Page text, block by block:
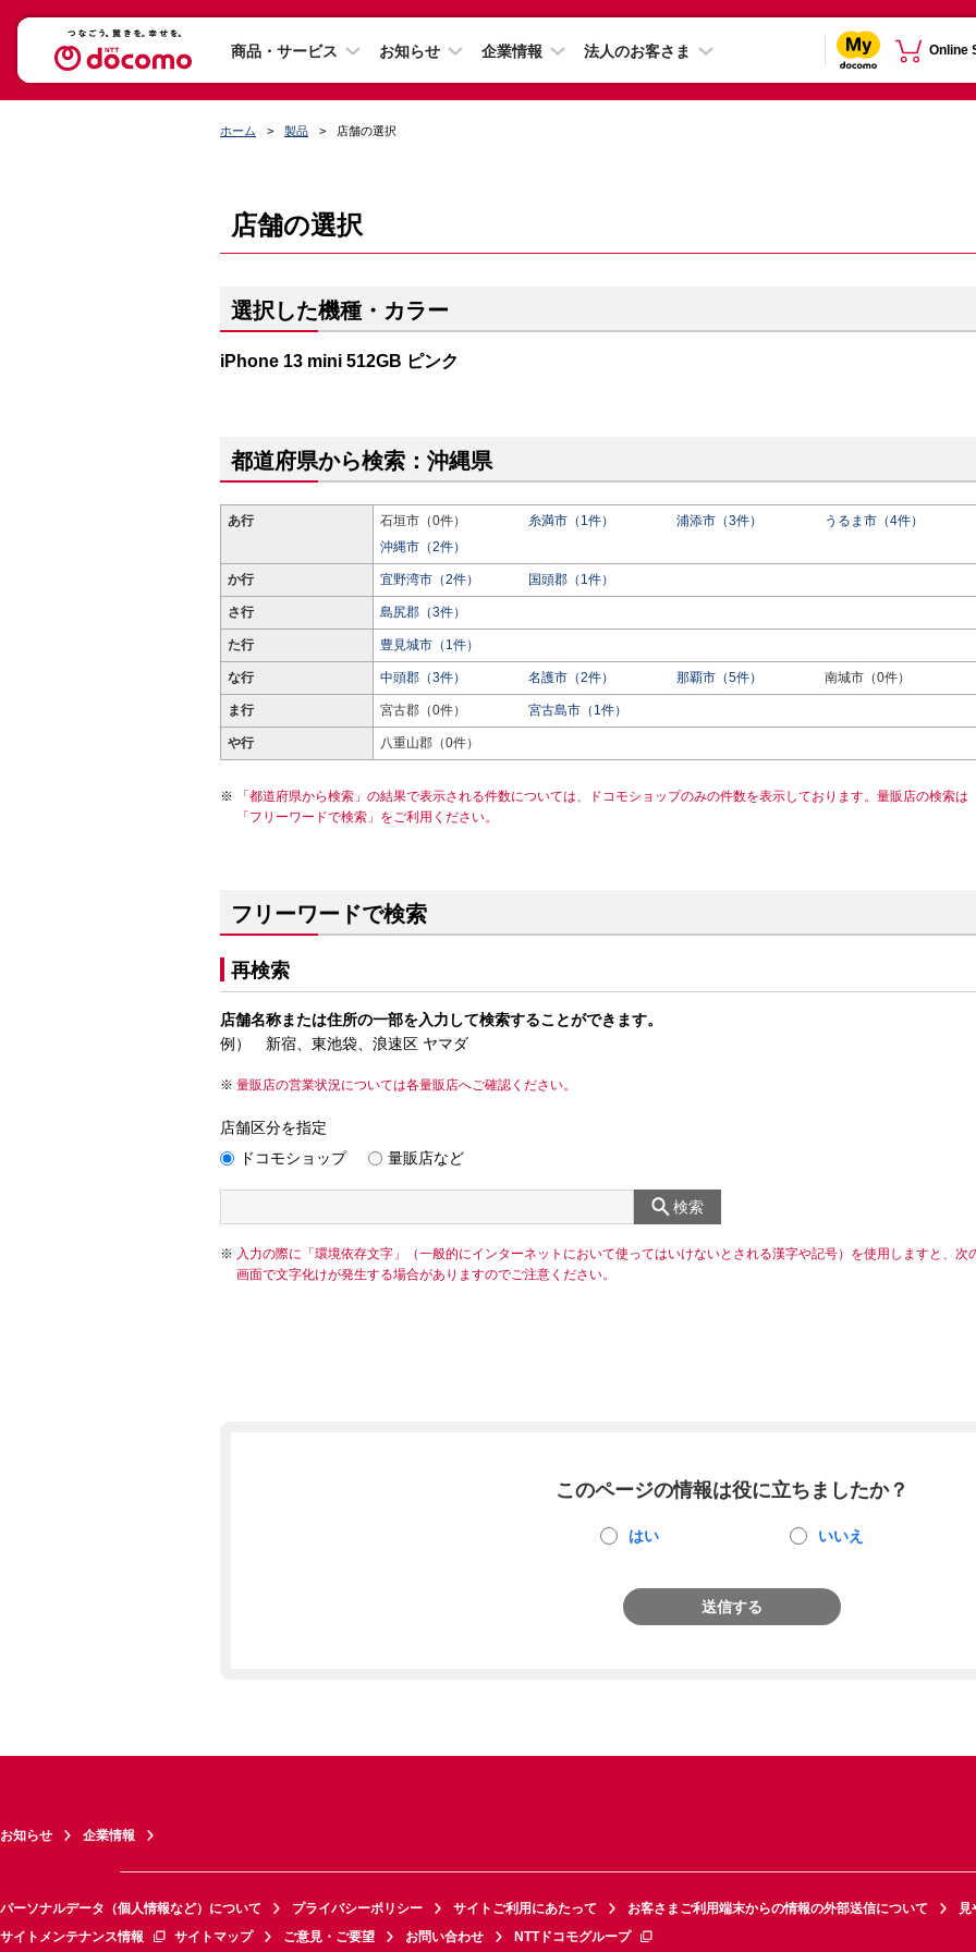
商品・サービス お知らせ 企業情報 法人のお客さま Online
ホーム 製品 店舗の選択
店舗の選択
選択した機種・カラー
iPhone 13 mini 512GB ピンク
都道府県から検索：沖縄県
あ行 石垣市（0件） 糸満市（1件） 浦添市（3件）
うるま市（4件）
沖縄市（2件）
か行 宜野湾市（2件） 国頭郡（1件）
さ行 島尻郡（3件）
た行 豊見城市（1件）
な行 中頭郡（3件） 名護市（2件） 那覇市（5件） 南城市（0件）
ま行 宮古郡（0件） 宮古島市（1件）
や行 八重山郡（0件）
「都道府県から検索」の結果で表示される件数については、ドコモショップのみの件数を表示しております。量販店の検索は
「フリーワードで検索」をご利用ください。
フリーワードで検索
再検索
店舗名称または住所の一部を入力して検索することができます。
例） 新宿、東池袋、浪速区 ヤマダ
量販店の営業状況については各量販店へご確認ください。
店舗区分を指定
ドコモショップ
量販店など
検索
入力の際に「環境依存文字」（一般的にインターネットにおいて使ってはいけないとされる漢字や記号）を使用しますと、次
画面で文字化けが発生する場合がありますのでご注意ください。
このページの情報は役に立ちましたか？
はい いいえ
送信する
お知らせ 企業情報
パーソナルデータ（個人情報など）について プライバシーポリシー サイトご利用にあたって お客さまご利用端末からの情報の外部送信について
見
サイトメンテナンス情報
サイトマップ ご意見・ご要望 お問い合わせ NTTドコモグループ